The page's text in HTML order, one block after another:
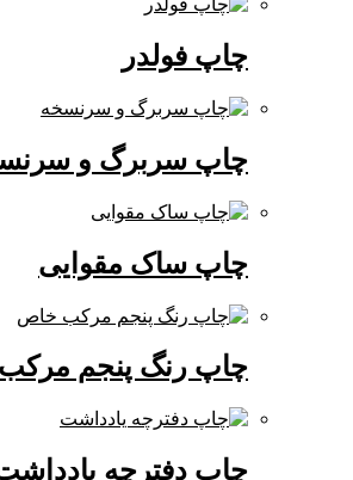
چاپ فولدر
چاپ سربرگ و سرنسخه
چاپ ساک مقوایی
چاپ رنگ پنجم مرکب خاص
چاپ دفترچه یادداشت